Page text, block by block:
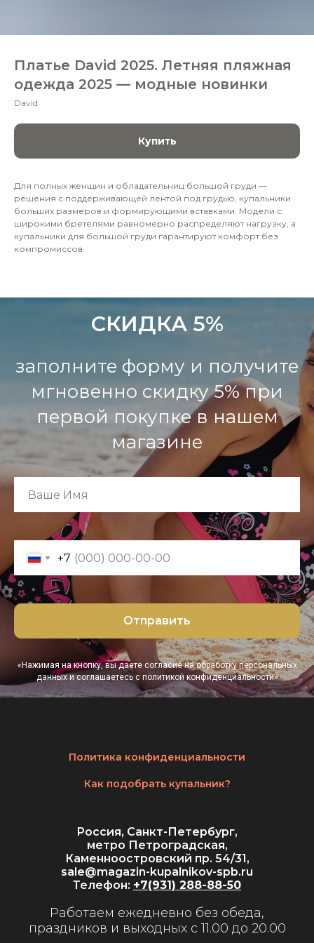
Платье David 2025. Летняя пляжная
одежда 2025 — модные новинки
David
Купить
Для полных женщин и обладательниц большой груди —
решения с поддерживающей лентой под грудью, купальники
больших размеров и формирующими вставками. Модели с
широкими бретелями равномерно распределяют нагрузку, а
купальники для большой груди гарантируют комфорт без
компромиссов.
СКИДКА 5%
заполните форму и получите
мгновенно скидку 5% при
первой покупке в нашем
магазине
+7
Отправить
«Нажимая на кнопку, вы даете согласие на обработку персональных
данных и соглашаетесь c политикой конфиденциальности»
Политика конфиденциальности
Как подобрать купальник?
Россия, Санкт-Петербург,
метро Петроградская,
Каменноостровский пр. 54/31,
sale@magazin-kupalnikov-spb.ru
Телефон: +7(931) 288-88-50
Работаем ежедневно без обеда,
праздников и выходных с 11.00 до 20.00